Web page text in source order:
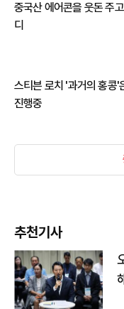
중국산 에어콘을 웃돈 주
디
스티븐 로치 '과거의 홍콩'
진행중
추천기사